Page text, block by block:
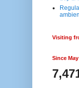
Visiting
Since